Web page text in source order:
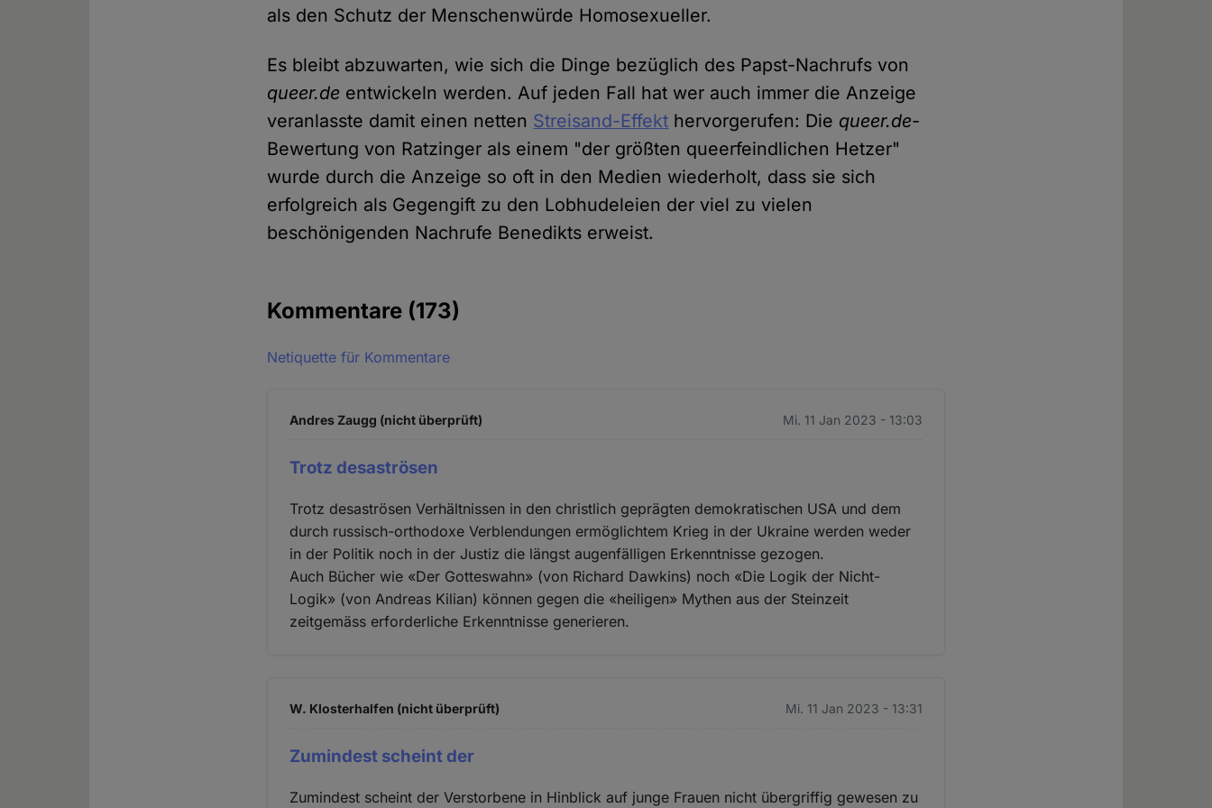
als den Schutz der Menschenwürde Homosexueller.
Es bleibt abzuwarten, wie sich die Dinge bezüglich des Papst-Nachrufs von
queer.de entwickeln werden. Auf jeden Fall hat wer auch immer die Anzeige
veranlasste damit einen netten Streisand-Effekt hervorgerufen: Die queer.de-
Bewertung von Ratzinger als einem "der größten queerfeindlichen Hetzer"
wurde durch die Anzeige so oft in den Medien wiederholt, dass sie sich
erfolgreich als Gegengift zu den Lobhudeleien der viel zu vielen
beschönigenden Nachrufe Benedikts erweist.
Kommentare (173)
Netiquette für Kommentare
Andres Zaugg (nicht überprüft) Mi. 11 Jan 2023 - 13:03
Trotz desaströsen
Trotz desaströsen Verhältnissen in den christlich geprägten demokratischen USA und dem
durch russisch-orthodoxe Verblendungen ermöglichtem Krieg in der Ukraine werden weder
in der Politik noch in der Justiz die längst augenfälligen Erkenntnisse gezogen.
Auch Bücher wie «Der Gotteswahn» (von Richard Dawkins) noch «Die Logik der Nicht-
Logik» (von Andreas Kilian) können gegen die «heiligen» Mythen aus der Steinzeit
zeitgemäss erforderliche Erkenntnisse generieren.
W. Klosterhalfen (nicht überprüft) Mi. 11 Jan 2023 - 13:31
Zumindest scheint der
Zumindest scheint der Verstorbene in Hinblick auf junge Frauen nicht übergriffig gewesen zu